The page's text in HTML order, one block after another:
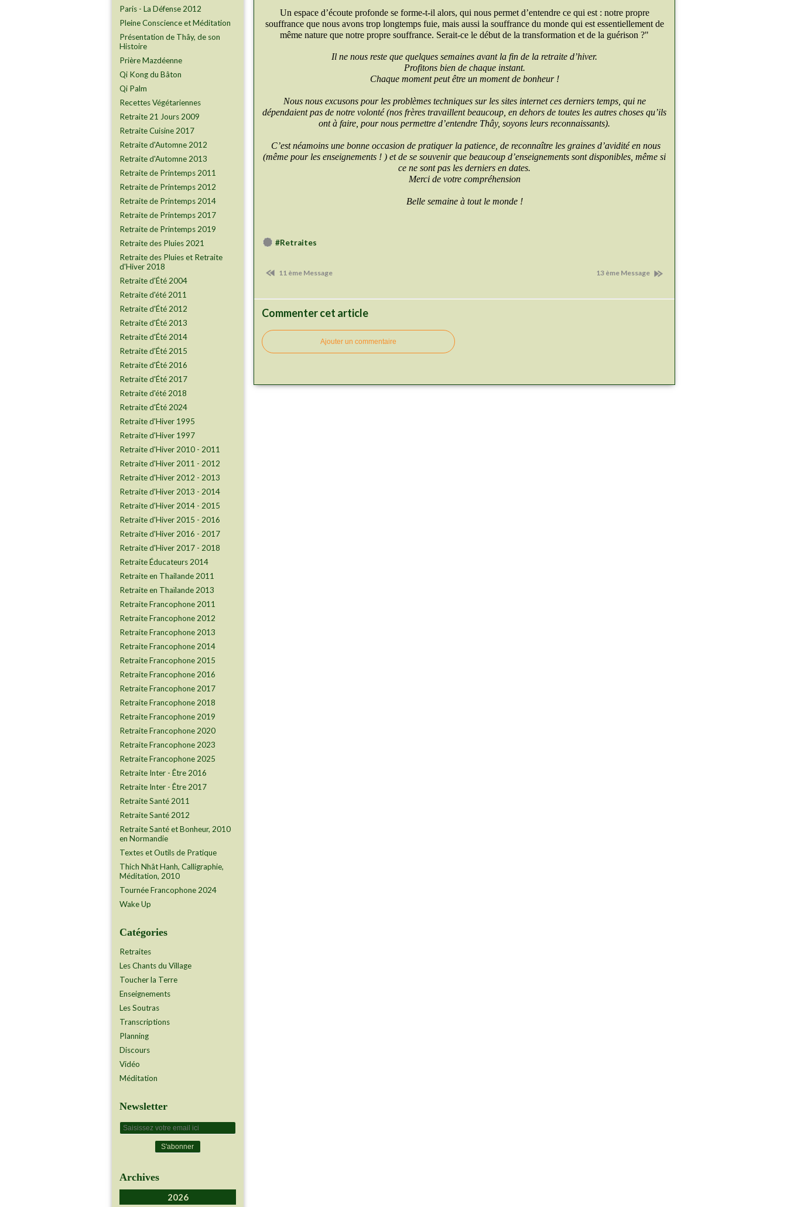
Paris - La Défense 2012
Pleine Conscience et Méditation
Présentation de Thây, de son
Histoire
Prière Mazdéenne
Qi Kong du Bâton
Qi Palm
Recettes Végétariennes
Retraite 21 Jours 2009
Retraite Cuisine 2017
Retraite d'Automne 2012
Retraite d'Automne 2013
Retraite de Printemps 2011
Retraite de Printemps 2012
Retraite de Printemps 2014
Retraite de Printemps 2017
Retraite de Printemps 2019
Retraite des Pluies 2021
Retraite des Pluies et Retraite
d'Hiver 2018
Retraite d'Été 2004
Retraite d'été 2011
Retraite d'Été 2012
Retraite d'Été 2013
Retraite d'Été 2014
Retraite d'Été 2015
Retraite d'Été 2016
Retraite d'Été 2017
Retraite d'été 2018
Retraite d'Été 2024
Retraite d'Hiver 1995
​​​​​​​Retraite d'Hiver 1997
Retraite d'Hiver 2010 - 2011
Retraite d'Hiver 2011 - 2012
Retraite d'Hiver 2012 - 2013
Retraite d'Hiver 2013 - 2014
Retraite d'Hiver 2014 - 2015
Retraite d'Hiver 2015 - 2016
Retraite d'Hiver 2016 - 2017
Retraite d'Hiver 2017 - 2018
Retraite Éducateurs 2014
Retraite en Thailande 2011
Retraite en Thaïlande 2013
Retraite Francophone 2011
Retraite Francophone 2012
Retraite Francophone 2013
Retraite Francophone 2014
Retraite Francophone 2015
Retraite Francophone 2016
Retraite Francophone 2017
Retraite Francophone 2018
Retraite Francophone 2019
Retraite Francophone 2020
Retraite Francophone 2023
Retraite Francophone 2025
Retraite Inter - Être 2016
Retraite Inter - Être 2017
Retraite Santé 2011
Retraite Santé 2012
Retraite Santé et Bonheur, 2010
en Normandie
Textes et Outils de Pratique
Thich Nhât Hanh, Calligraphie,
Méditation, 2010
Tournée Francophone 2024
Wake Up
Catégories
Retraites
Les Chants du Village
Toucher la Terre
Enseignements
Les Soutras
Transcriptions
Planning
Discours
Vidéo
Méditation
Newsletter
Archives
2026
Un espace d’écoute profonde se forme-t-il alors, qui nous permet d’entendre ce qui est : notre propre
souffrance que nous avons trop longtemps fuie, mais aussi la souffrance du monde qui est essentiellement de
même nature que notre propre souffrance. Serait-ce le début de la transformation et de la guérison ?"
Il ne nous reste que quelques semaines avant la fin de la retraite d’hiver.
Profitons bien de chaque instant.
Chaque moment peut être un moment de bonheur !
Nous nous excusons pour les problèmes techniques sur les sites internet ces derniers temps, qui ne
dépendaient pas de notre volonté (nos frères travaillent beaucoup, en dehors de toutes les autres choses qu’ils
ont à faire, pour nous permettre d’entendre Thây, soyons leurs reconnaissants).
C’est néamoins une bonne occasion de pratiquer la patience, de reconnaître les graines d’avidité en nous
(même pour les enseignements ! ) et de se souvenir que beaucoup d’enseignements sont disponibles, même si
ce ne sont pas les derniers en dates.
Merci de votre compréhension
Belle semaine à tout le monde !
#Retraites
11 ème Message 13 ème Message
Commenter cet article
Ajouter un commentaire